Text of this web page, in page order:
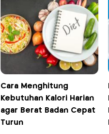
Cara Menghitung
Kebutuhan Kalori Harian
agar Berat Badan Cepat
Turun